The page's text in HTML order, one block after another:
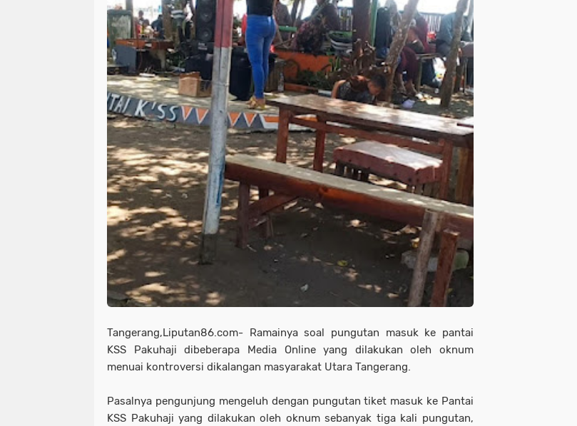
Tangerang,Liputan86.com- Ramainya soal pungutan masuk ke pantai
KSS Pakuhaji dibeberapa Media Online yang dilakukan oleh oknum
menuai kontroversi dikalangan masyarakat Utara Tangerang.
Pasalnya pengunjung mengeluh dengan pungutan tiket masuk ke Pantai
KSS Pakuhaji yang dilakukan oleh oknum sebanyak tiga kali pungutan,